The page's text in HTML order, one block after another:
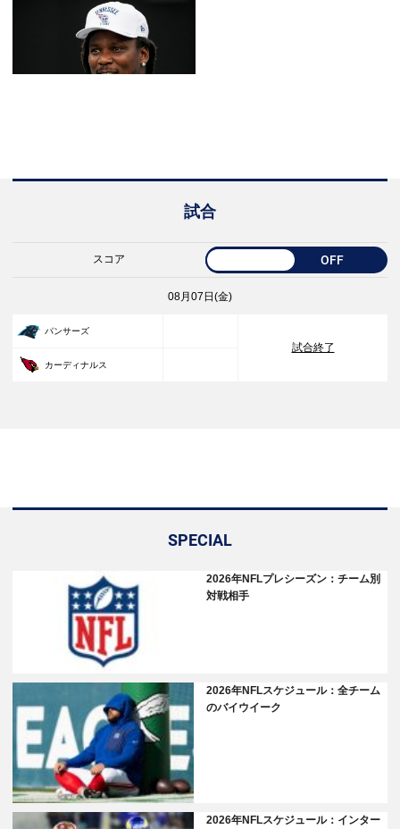
試合
スコア OFF
08月07日(金)
パンサーズ
試合終了
カーディナルス
SPECIAL
2026年NFLプレシーズン：チーム別
対戦相手
2026年NFLスケジュール：全チーム
のバイウイーク
2026年NFLスケジュール：インター